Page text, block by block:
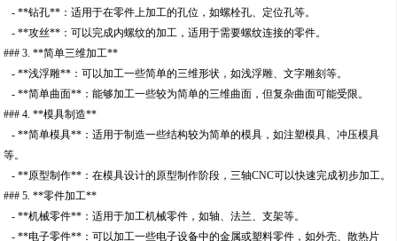
- **钻孔**：适用于在零件上加工的孔位，如螺栓孔、定位孔等。
- **攻丝**：可以完成内螺纹的加工，适用于需要螺纹连接的零件。
### 3. **简单三维加工**
- **浅浮雕**：可以加工一些简单的三维形状，如浅浮雕、文字雕刻等。
- **简单曲面**：能够加工一些较为简单的三维曲面，但复杂曲面可能受限。
### 4. **模具制造**
- **简单模具**：适用于制造一些结构较为简单的模具，如注塑模具、冲压模具
等。
- **原型制作**：在模具设计的原型制作阶段，三轴CNC可以快速完成初步加工。
### 5. **零件加工**
- **机械零件**：适用于加工机械零件，如轴、法兰、支架等。
- **电子零件**：可以加工一些电子设备中的金属或塑料零件，如外壳、散热片